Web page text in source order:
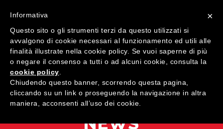
MENU
HOME
NEWS
×
Informativa
Questo sito o gli strumenti terzi da questo utilizzati si
avvalgono di cookie necessari al funzionamento ed utili alle
finalità illustrate nella cookie policy. Se vuoi saperne di più
o negare il consenso a tutti o ad alcuni cookie, consulta la
cookie policy
Chiudendo questo banner, scorrendo questa pagina,
cliccando su un link o proseguendo la navigazione in altra
maniera, acconsenti all’uso dei cookie.